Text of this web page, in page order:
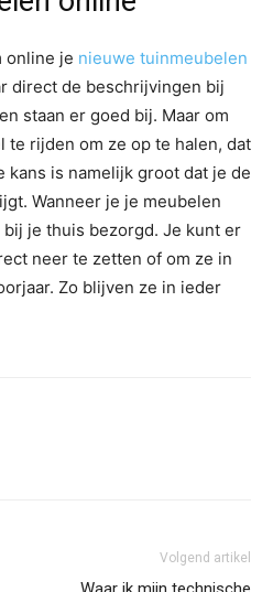
online je nieuwe tuinmeubelen
direct de beschrijvingen bij
staan er goed bij. Maar om
te rijden om ze op te halen, dat
kans is namelijk groot dat je de
Wanneer je je meubelen
je thuis bezorgd. Je kunt er
neer te zetten of om ze in
Zo blijven ze in ieder
Volgend artikel